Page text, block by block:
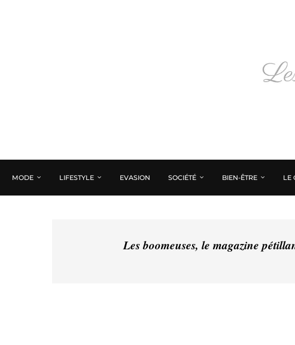
MODE LIFESTYLE EVASION SOCIÉTÉ BIEN-ÊTRE LE
Les boomeuses, le magazine